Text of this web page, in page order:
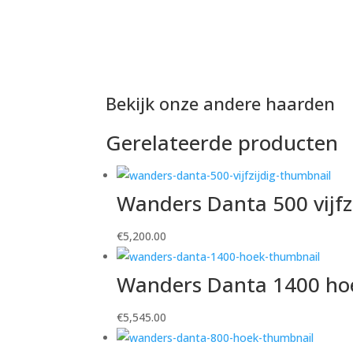
Bekijk onze andere haarden
Gerelateerde producten
Wanders Danta 500
€5,200.00
Wanders Danta 1400
€5,545.00